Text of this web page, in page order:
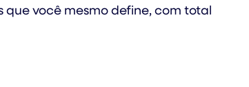
que você mesmo define, com total